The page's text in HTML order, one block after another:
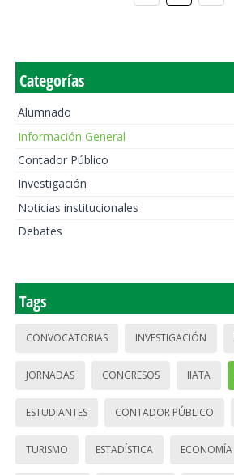
Categorías
Alumnado
Información General
Contador Público
Investigación
Noticias institucionales
Debates
Tags
CONVOCATORIAS INVESTIGACIÓN
JORNADAS CONGRESOS IIATA
ESTUDIANTES CONTADOR PÚBLICO
TURISMO ESTADÍSTICA ECONOMÍA